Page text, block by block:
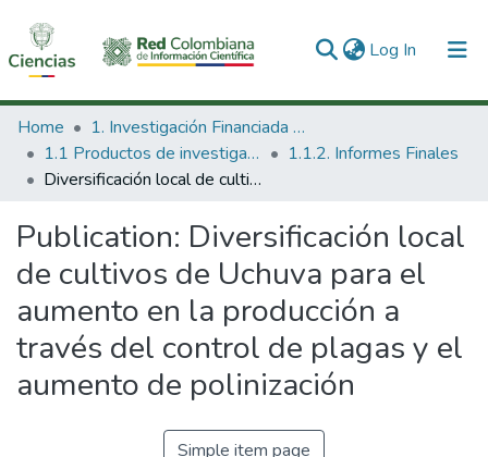
Log In (current)
Communities & Collections
All of DSpace
Home
1. Investigación Financiada con Recursos Públicos
1.1 Productos de investigación
1.1.2. Informes Finales
Diversificación local de cultivos de Uchuva para el aumento en la producción a través del control de plagas y el aumento de polinización
Publication: Diversificación local
de cultivos de Uchuva para el
aumento en la producción a
través del control de plagas y el
aumento de polinización
Simple item page